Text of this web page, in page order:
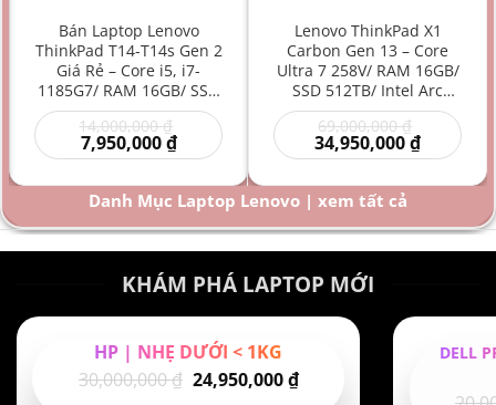
Bán Laptop Lenovo
ThinkPad T14-T14s Gen 2
Giá Rẻ – Core i5, i7-
1185G7/ RAM 16GB/ SSD
512GB/ Intel Iris Xe
Graphics/ 14 inch –
Laptop doanh nhân/
Laptop bền bỉ/ Laptop
hiệu năng mạnh giá rẻ
14,000,000₫
gốc
là:
14,000,000 ₫.
7,950,000₫Giá
hiện
là:
7,950,000 ₫.
Lenovo ThinkPad X1
Carbon Gen 13 – Core
Ultra 7 258V/ RAM 16GB/
SSD 512TB/ Intel Arc
Graphics 140V/ 14 inch –
Laptop AI Doanh Nhân
Siêu Cao Cấp Mỏng Nhẹ
69,000,000₫
gốc
là:
34,950,000₫Giá
hiện
là:
₫.
Danh Mục Laptop Lenovo | xem tất cả
KHÁM PHÁ LAPTOP MỚI
HP | NHẸ DƯỚI < 1KG
30,000,000₫ Giá
24,950,000₫Giá
DELL